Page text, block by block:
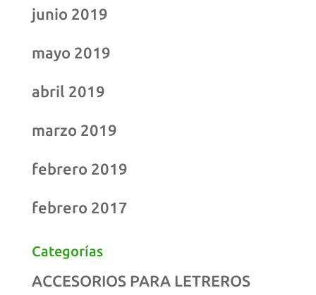
junio 2019
mayo 2019
abril 2019
marzo 2019
febrero 2019
febrero 2017
Categorías
ACCESORIOS PARA LETREROS